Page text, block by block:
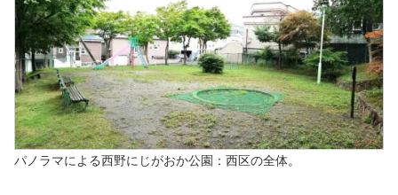
パノラマによる西野にじがおか公園：西区の全体。